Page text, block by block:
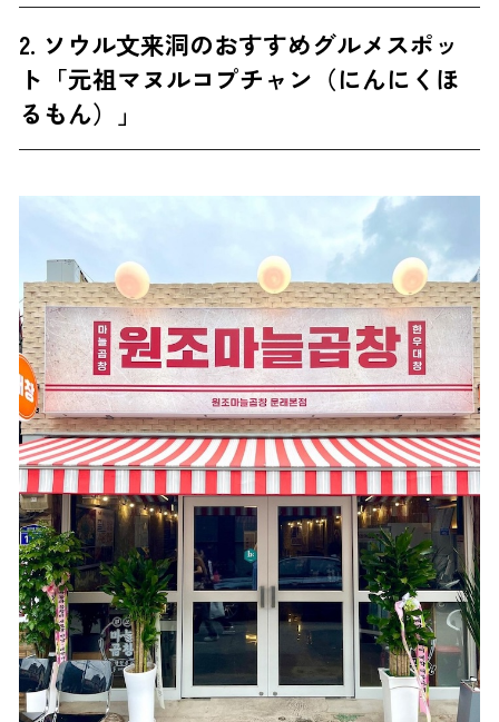
2. ソウル文来洞のおすすめグルメスポッ
ト「元祖マヌルコプチャン（にんにくほ
るもん）」